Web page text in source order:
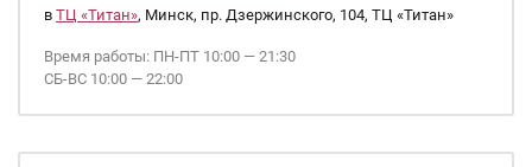
в ТЦ «Титан», Минск, пр. Дзержинского, 104, ТЦ «Титан»
Время работы: ПН-ПТ 10:00 — 21:30
СБ-ВС 10:00 — 22:00